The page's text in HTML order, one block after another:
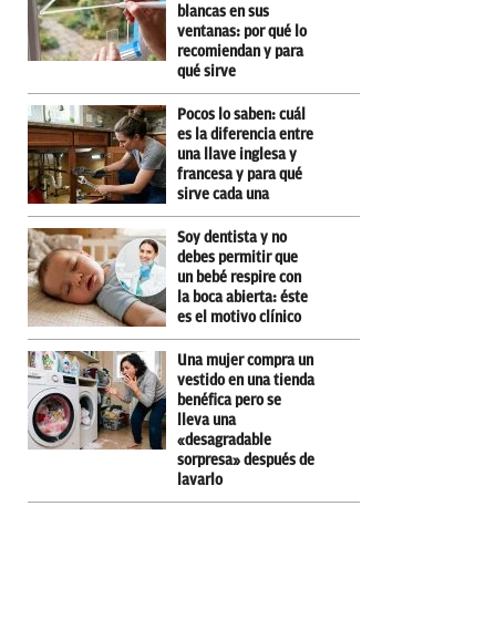
blancas en sus
ventanas: por qué lo
recomiendan y para
qué sirve
Pocos lo saben: cuál
es la diferencia entre
una llave inglesa y
francesa y para qué
sirve cada una
Soy dentista y no
debes permitir que
un bebé respire con
la boca abierta: éste
es el motivo clínico
Una mujer compra un
vestido en una tienda
benéfica pero se
lleva una
«desagradable
sorpresa» después de
lavarlo